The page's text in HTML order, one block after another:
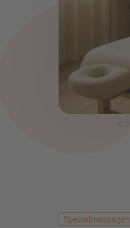
Spezialmassagen